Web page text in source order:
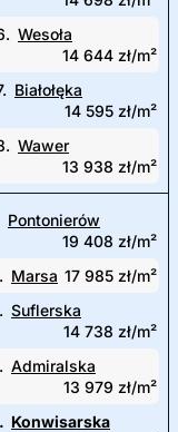
Wesoła
14 644 zł/m²
Białołęka
14 595 zł/m²
Wawer
13 938 zł/m²
Pontonierów
19 408 zł/m²
Marsa 17 985 zł/m²
Suflerska
14 738 zł/m²
Admiralska
13 979 zł/m²
Konwisarska